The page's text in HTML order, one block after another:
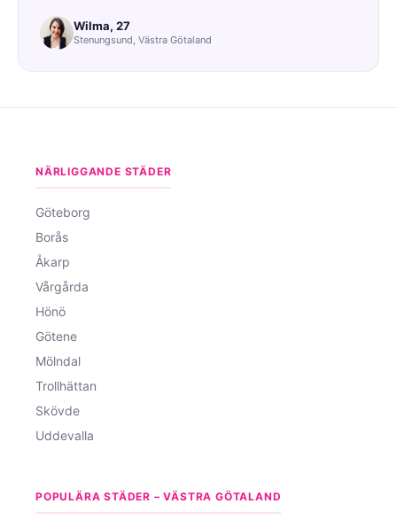
Wilma, 27
Stenungsund, Västra Götaland
NÄRLIGGANDE STÄDER
Göteborg
Borås
Åkarp
Vårgårda
Hönö
Götene
Mölndal
Trollhättan
Skövde
Uddevalla
POPULÄRA STÄDER – VÄSTRA GÖTALAND